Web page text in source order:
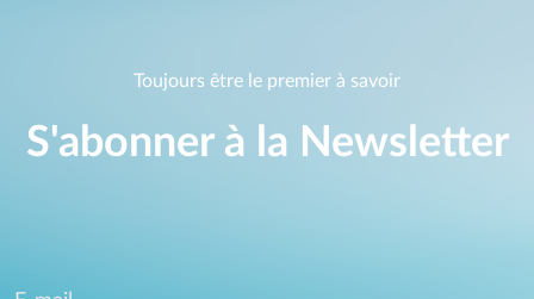
Toujours être le premier à savoir
S'abonner à la Newsletter